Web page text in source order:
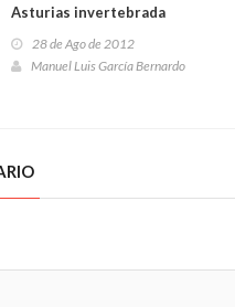
Asturias invertebrada
28 de Ago de 2012
Manuel Luis García Bernardo